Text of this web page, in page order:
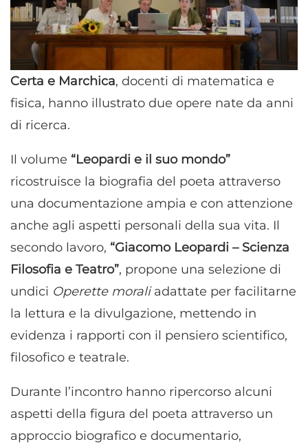
Certa e Marchica, docenti di matematica e
fisica, hanno illustrato due opere nate da anni
di ricerca.
Il volume “Leopardi e il suo mondo”
ricostruisce la biografia del poeta attraverso
una documentazione ampia e con attenzione
anche agli aspetti personali della sua vita. Il
secondo lavoro, “Giacomo Leopardi – Scienza
Filosofia e Teatro”, propone una selezione di
undici Operette moraliadattate per facilitarne
la lettura e la divulgazione, mettendo in
evidenza i rapporti con il pensiero scientifico,
filosofico e teatrale.
Durante l’incontro hanno ripercorso alcuni
aspetti della figura del poeta attraverso un
approccio biografico e documentario,